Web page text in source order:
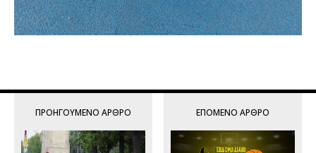
ΠΡΟΗΓΟΎΜΕΝΟ ΆΡΘΡΟ ΕΠΌΜΕΝΟ ΆΡΘΡΟ